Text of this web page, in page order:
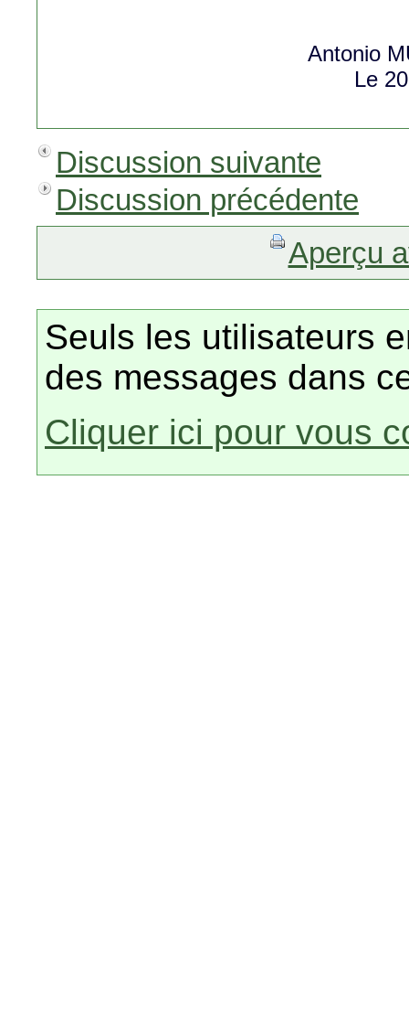
Antonio
Le
Discussion suivante
Discussion précédente
Aperçu
Seuls les utilisateurs
des messages dans
Cliquer ici pour vous